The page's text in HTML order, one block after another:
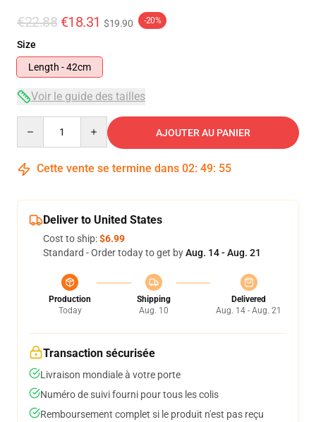
€22.88 €18.31 $19.90 -20%
Size
Length - 42cm
Voir le guide des tailles
AJOUTER AU PANIER
Cette vente se termine dans 02: 49: 54
Deliver to United States
Cost to ship:$6.99
Standard - Order today to get byAug. 14 - Aug. 21
Production
Today
Shipping
Aug. 10
Delivered
Aug. 14 - Aug. 21
Transaction sécurisée
Livraison mondiale à votre porte
Numéro de suivi fourni pour tous les colis
Remboursement complet si le produit n'est pas reçu